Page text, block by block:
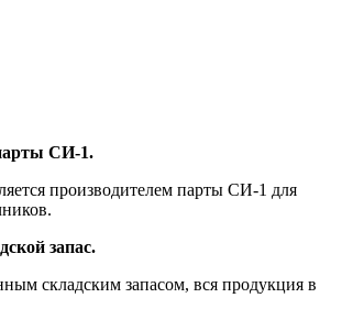
СИ-1.
производителем парты СИ-1 для
запас.
складским запасом, вся продукция в